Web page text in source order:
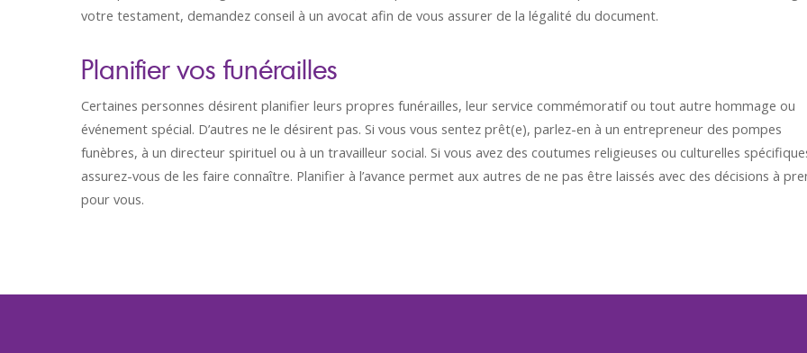
votre testament, demandez conseil à un avocat afin de vous assurer de la légalité du document.
Planifier vos funérailles
Certaines personnes désirent planifier leurs propres funérailles, leur service commémoratif ou tout autre hommage ou
événement spécial. D’autres ne le désirent pas. Si vous vous sentez prêt(e), parlez-en à un entrepreneur des pompes
funèbres, à un directeur spirituel ou à un travailleur social. Si vous avez des coutumes religieuses ou culturelles
assurez-vous de les faire connaître. Planifier à l’avance permet aux autres de ne pas être laissés avec des décisions à
pour vous.